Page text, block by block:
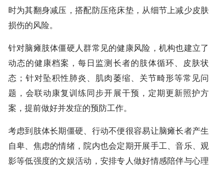
时为其翻身减压，搭配防压疮床垫，从细节上减少皮肤
损伤的风险。
针对脑瘫肢体僵硬人群常见的健康风险，机构也建立了
动态的健康档案，每日监测长者的肢体循环、皮肤状
态；针对坠积性肺炎、肌肉萎缩、关节畸形等常见问
题，会联动康复训练同步开展干预，定期更新照护方
案，提前做好并发症的预防工作。
考虑到肢体长期僵硬、行动不便很容易让脑瘫长者产生
自卑、焦虑的情绪，院内也会定期开展手工、音乐、观
影等低强度的文娱活动，安排专人做好情感陪伴与心理